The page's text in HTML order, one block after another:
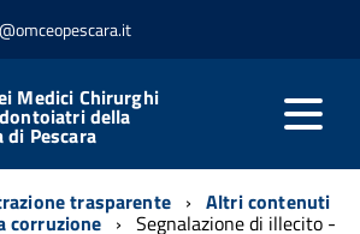
Medici Chirurghi
della
di Pescara
trasparente Altri contenuti
corruzione Segnalazione di illecito -